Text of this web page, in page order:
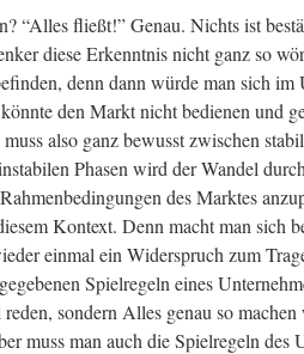
“Alles fließt!” Genau. Nichts ist
diese Erkenntnis nicht ganz so
denn dann würde man sich
den Markt nicht bedienen und
also ganz bewusst zwischen
Phasen wird der Wandel
des Marktes
Kontext. Denn macht man sich
einmal ein Widerspruch zum
Spielregeln eines
sondern Alles genau so
muss man auch die Spielregeln des